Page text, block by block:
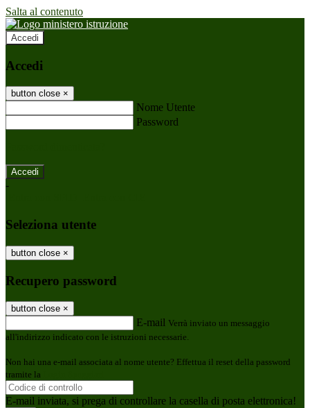
Salta al contenuto
Accedi
Accedi
button close ×
Nome Utente
Password
-
Seleziona utente
button close ×
Recupero password
button close ×
E-mail Verrà inviato un messaggio
all'indirizzo indicato con le istruzioni necessarie.
Non hai una e-mail associata al nome utente? Effettua il reset della password
tramite la
E-mail inviata, si prega di controllare la casella di posta elettronica!